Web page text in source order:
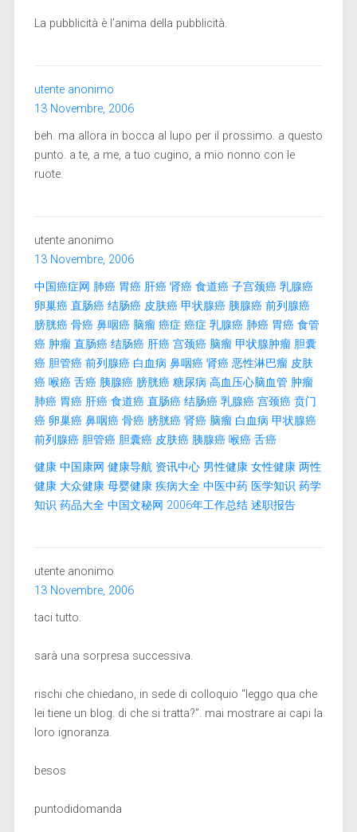
La pubblicità è l’anima della pubblicità.
utente anonimo
13 Novembre, 2006
beh. ma allora in bocca al lupo per il prossimo. a questo
punto. a te, a me, a tuo cugino, a mio nonno con le
ruote.
utente anonimo
13 Novembre, 2006
中国癌症网 肺癌 胃癌 肝癌 肾癌 食道癌 子宫颈癌 乳腺癌
卵巢癌 直肠癌 结肠癌 皮肤癌 甲状腺癌 胰腺癌 前列腺癌
膀胱癌 骨癌 鼻咽癌 脑瘤 癌症 癌症 乳腺癌 肺癌 胃癌 食管
癌 肿瘤 直肠癌 结肠癌 肝癌 宫颈癌 脑瘤 甲状腺肿瘤 胆囊
癌 胆管癌 前列腺癌 白血病 鼻咽癌 肾癌 恶性淋巴瘤 皮肤
癌 喉癌 舌癌 胰腺癌 膀胱癌 糖尿病 高血压心脑血管 肿瘤
肺癌 胃癌 肝癌 食道癌 直肠癌 结肠癌 乳腺癌 宫颈癌 贲门
癌 卵巢癌 鼻咽癌 骨癌 膀胱癌 肾癌 脑瘤 白血病 甲状腺癌
前列腺癌 胆管癌 胆囊癌 皮肤癌 胰腺癌 喉癌 舌癌
健康 中国康网 健康导航 资讯中心 男性健康 女性健康 两性
健康 大众健康 母婴健康 疾病大全 中医中药 医学知识 药学
知识 药品大全 中国文秘网 2006年工作总结 述职报告
utente anonimo
13 Novembre, 2006
taci tutto.
sarà una sorpresa successiva.
rischi che chiedano, in sede di colloquio “leggo qua che
lei tiene un blog. di che si tratta?”. mai mostrare ai capi la
loro ignoranza.
besos
puntodidomanda